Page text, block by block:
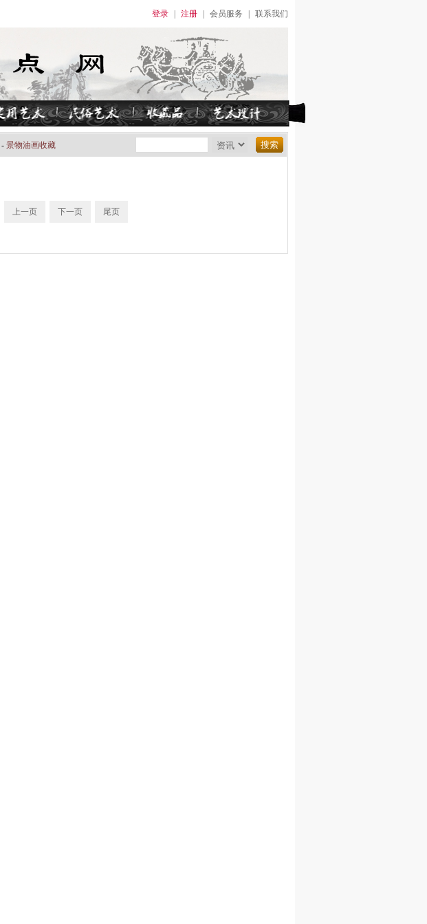
登录 注册 会员服务 联系我们
- 景物油画收藏
上一页 下一页 尾页